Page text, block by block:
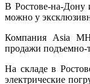
В Ростове-на-Дону
можно у
Компания Asia
продажи подъемно-
На складе в
электрические